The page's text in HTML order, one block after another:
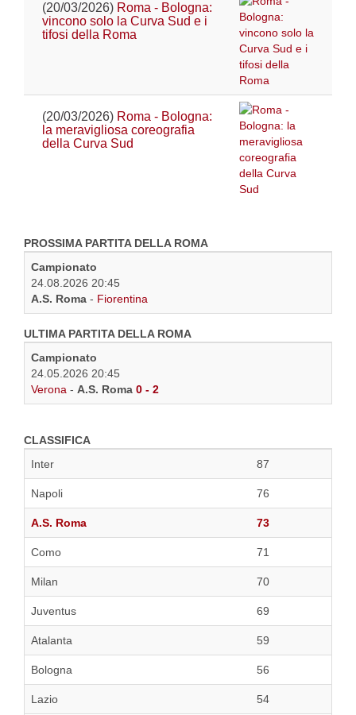
(20/03/2026) Roma - Bologna:
vincono solo la Curva Sud e i
tifosi della Roma
(20/03/2026) Roma - Bologna:
la meravigliosa coreografia
della Curva Sud
PROSSIMA PARTITA DELLA ROMA
Campionato
24.08.2026 20:45
A.S. Roma - Fiorentina
ULTIMA PARTITA DELLA ROMA
Campionato
24.05.2026 20:45
Verona - A.S. Roma 0 - 2
CLASSIFICA
Inter
87
Napoli 76
A.S. Roma 73
Como 71
Milan 70
Juventus 69
Atalanta 59
Bologna 56
Lazio 54